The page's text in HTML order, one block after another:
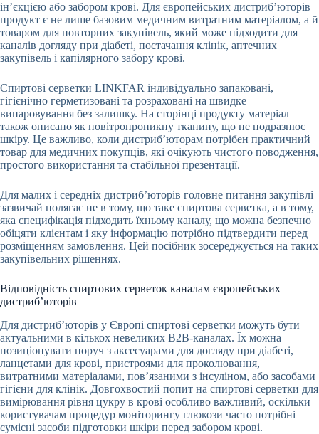
ін’єкцією або забором крові. Для європейських дистриб’юторів
продукт є не лише базовим медичним витратним матеріалом, а й
товаром для повторних закупівель, який може підходити для
каналів догляду при діабеті, постачання клінік, аптечних
закупівель і капілярного забору крові.
Спиртові серветки LINKFAR індивідуально запаковані,
гігієнічно герметизовані та розраховані на швидке
випаровування без залишку. На сторінці продукту матеріал
також описано як повітропроникну тканину, що не подразнює
шкіру. Це важливо, коли дистриб’юторам потрібен практичний
товар для медичних покупців, які очікують чистого поводження,
простого використання та стабільної презентації.
Для малих і середніх дистриб’юторів головне питання закупівлі
зазвичай полягає не в тому, що таке спиртова серветка, а в тому,
яка специфікація підходить їхньому каналу, що можна безпечно
обіцяти клієнтам і яку інформацію потрібно підтвердити перед
розміщенням замовлення. Цей посібник зосереджується на таких
закупівельних рішеннях.
Відповідність спиртових серветок каналам європейських
дистриб’юторів
Для дистриб’юторів у Європі спиртові серветки можуть бути
актуальними в кількох невеликих B2B-каналах. Їх можна
позиціонувати поруч з аксесуарами для догляду при діабеті,
ланцетами для крові, пристроями для проколювання,
витратними матеріалами, пов’язаними з інсуліном, або засобами
гігієни для клінік. Довгохвостий попит на спиртові серветки для
вимірювання рівня цукру в крові особливо важливий, оскільки
користувачам процедур моніторингу глюкози часто потрібні
сумісні засоби підготовки шкіри перед забором крові.